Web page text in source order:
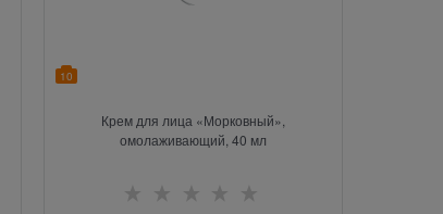
10
Крем для лица «Морковный»,
омолаживающий, 40 мл